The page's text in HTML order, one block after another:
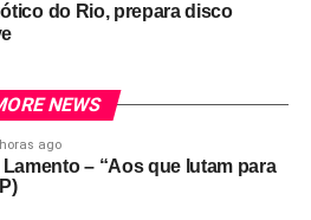
do Rio, prepara disco
NEWS
ago
– “Aos que lutam para